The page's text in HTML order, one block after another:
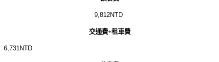
9 812NTD
交通費+租車費
6 731 NTD